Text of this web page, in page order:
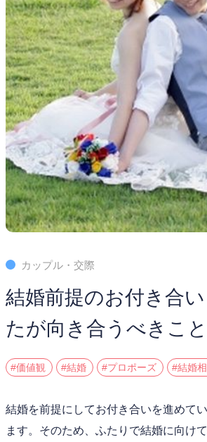
カップル・交際
結婚前提のお付き合
たが向き合うべきこと
#価値観 #結婚 #プロポーズ #結婚
結婚を前提にしてお付き合いを進めて
ます。そのため、ふたりで結婚に向け